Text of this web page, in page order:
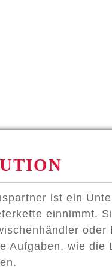
ist ein
einnimmt.
Aufgaben, wie die